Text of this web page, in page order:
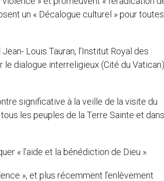
un « Décalogue culturel » pour toutes
Louis Tauran, l’Institut Royal des
dialogue interreligieux (Cité du Vatican)
significative à la veille de la visite du
les peuples de la Terre Sainte et dans
« l’aide et la bénédiction de Dieu ».
», et plus récemment l’enlèvement